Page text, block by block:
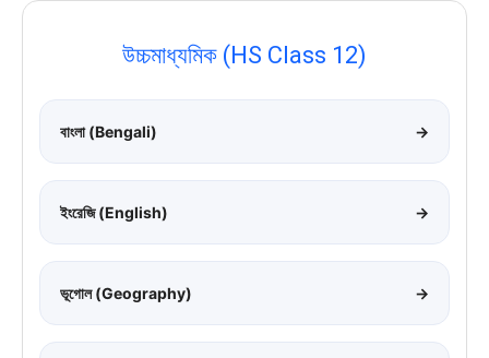
উচ্চমাধ্যমিক (HS Class 12)
বাংলা (Bengali) →
ইংরেজি (English) →
ভূগোল (Geography) →